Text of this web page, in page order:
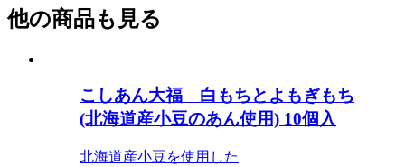
他の商品も見る
こしあん大福 白もちとよもぎもち
(北海道産小豆のあん使用) 10個入
北海道産小豆を使用した